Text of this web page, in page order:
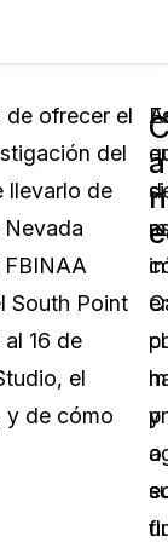
English
Español
de ofrecer el
del
llevarlo de
Nevada
South Point
16 de
el
y de cómo
y
si
o
a